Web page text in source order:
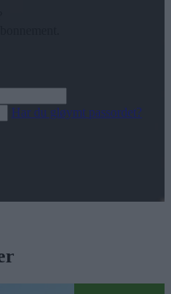
Har du gløymt passordet?